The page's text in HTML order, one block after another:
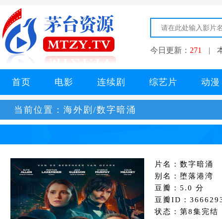
今日更新： 271 |
首页 电影 连续剧 综艺片 动漫
当前位置： 海外剧/数字暗涌
片名：数字暗涌
别名：堕落港湾
豆瓣：5.0 分
豆瓣ID：
状态：第8集完结